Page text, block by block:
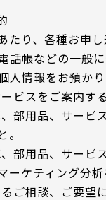
たり、各種お申
話帳などの一般
人情報をお預か
ビスをご案内す
、部用品、サー
。
、部用品、サー
ーケティング分析
ご相談、ご要望